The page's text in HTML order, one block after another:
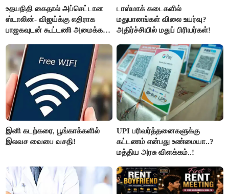
உதயநிதி கைதால் அப்செட்டான
ஸ்டாலின்- விஜய்க்கு எதிராக
பாஜகவுடன் கூட்டணி அமைக்க
டாஸ்மாக் கடைகளில்
மதுபானங்கள் விலை உயர்வு?
அதிர்ச்சியில் மதுப் பிரியர்கள்!
இனி கடற்கரை, பூங்காக்களில்
இலவச வைபை வசதி!
UPI பரிவர்த்தனைகளுக்கு
கட்டணம் என்பது உண்மையா..?
மத்திய அரசு விளக்கம்..!